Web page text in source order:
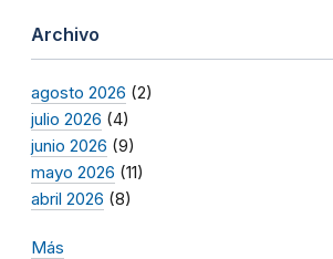
Archivo
agosto 2026 (2)
julio 2026 (4)
junio 2026 (9)
mayo 2026 (11)
abril 2026 (8)
Más